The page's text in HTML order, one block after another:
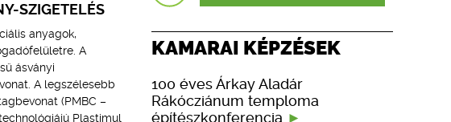
SZIGETELÉS
anyagok,
A
ásványi
A legszélesebb
(PMBC –
Plastimul
KAMARAI KÉPZÉSEK
100 éves Árkay Aladár
Rákócziánum temploma
építészkonferencia